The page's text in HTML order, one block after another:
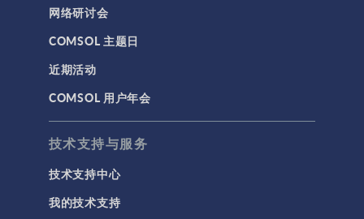
网络研讨会
COMSOL 主题日
近期活动
COMSOL 用户年会
技术支持与服务
技术支持中心
我的技术支持